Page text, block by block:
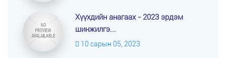
Хүүхдийн анагаах - 2023 эрдэм
шинжилгэ...
10 сарын 05, 2023